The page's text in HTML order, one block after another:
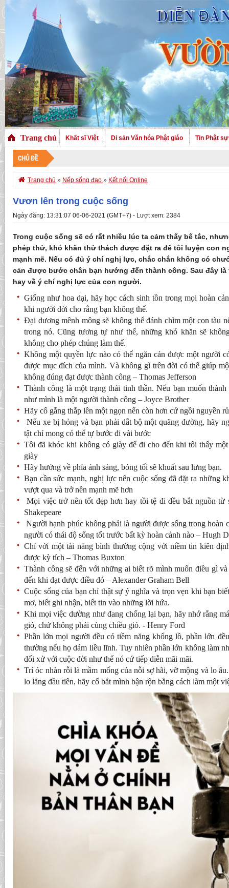
Trang chủ Khất sĩ Việt Di sản Văn hóa Phật giáo Tin Phật sự
CHỦ ĐỀ
 Trang chủ » Nếp sống đạo » Kết nối Online
Vươn lên trong cuộc sống
Ngày đăng: 13:31:07 06-06-2021 (GMT+7) - Lượt xem: 2384
Trong cuộc sống sẽ có rất nhiều lúc ta cảm thấy bế tắc,
phép thử, khó khăn thử thách được đặt ra để tôi luyện con
mạnh mẽ. Nếu có đủ ý chí nghị lực, chắc chắn không có
cản được bước chân bạn hướng đến thành công. Sau đây
hay về ý chí nghị lực của con người.
Giống như hoa dại, hãy học cách sinh tồn trong mọi hoàn
khi người đời cho rằng bạn không thể.
Đại dương mênh mông sẽ không thể đánh chìm một con tàu
trong nó. Cũng tương tự như thế, những khó khăn sẽ
không cho phép chúng làm thế.
Không một quyền lực nào có thể ngăn cản được một người
được mục đích của mình. Và không gì trên đời có thể giúp
không đúng đạt được thành công – Thomas Jefferson
Thành công là một trạng thái tinh thần. Nếu bạn muốn
như mình là một người thành công – Joyce Brother
Hãy cố gắng thắp lên một ngọn nến còn hơn cứ ngồi nguyền
Nếu xe bị hỏng và bạn phải dắt bộ một quãng đường, hãy
tật chỉ mong có thể tự bước đi vài bước
Tôi đã khóc khi không có giày để đi cho đến khi tôi thấy
giày
Hãy hướng về phía ánh sáng, bóng tối sẽ khuất sau lưng bạn.
Bạn cần sức mạnh, nghị lực nên cuộc sống đã đặt ra những
vượt qua và trở nên mạnh mẽ hơn
Mọi việc trở nên tốt đẹp hơn hay tồi tệ đi đều bắt nguồn từ
Shakepeare
Người hạnh phúc không phải là người được sống trong hoàn
người có thái độ sống tốt trước bất kỳ hoàn cảnh nào – Hugh
Chỉ với một tài năng bình thường cộng với niềm tin kiên
được kỳ tích – Thomas Buxton
Thành công sẽ đến với những ai biết rõ mình muốn điều gì
đến khi đạt được điều đó – Alexander Graham Bell
Cuộc sống của bạn chỉ thật sự ý nghĩa và trọn vẹn khi bạn
mơ, biết ghi nhận, biết tin vào những lời hứa.
Khi mọi việc dường như đang chống lại bạn, hãy nhớ rằng
gió, chứ không phải cùng chiều gió. - Henry Ford
Phần lớn mọi người đều có tiềm năng khổng lồ, phần lớn
thường nếu họ dám liều lĩnh. Tuy nhiên phần lớn không làm
đối xử với cuộc đời như thể nó cứ tiếp diễn mãi mãi.
Trí óc nhàn rỗi là mầm mống của nỗi sợ hãi, vỡ mộng và lo
lo lắng đầu tiên, hãy cố bắt mình bận rộn bằng cách làm một